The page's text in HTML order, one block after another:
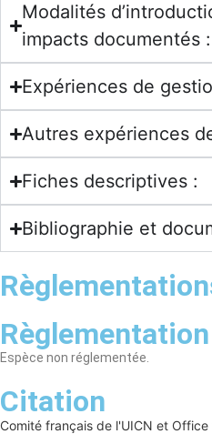
Modalités
impacts documentés :
Expériences de
Autres expériences
Fiches descriptives :
Bibliographie et
Espèce non réglementée.
Citation
Comité français de l'UICN et